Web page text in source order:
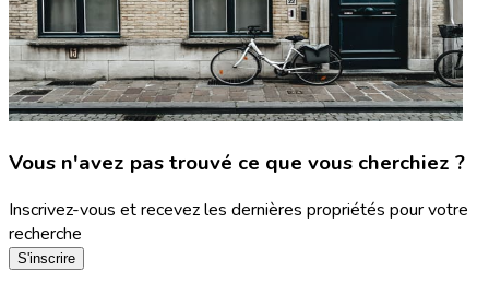
Vous n'avez pas trouvé ce que vous cherchiez ?
Inscrivez-vous et recevez les dernières propriétés pour votre
recherche
S'inscrire